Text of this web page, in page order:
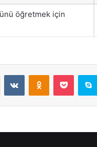
öğretmek için
Reddit VKontakteOdnoklassniki
Pocket